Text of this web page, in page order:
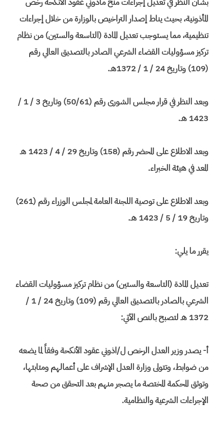
المأذونية، بحيث يناط إصدار التراخيص بالوزارة من خلال إجراءات
تنظيمية، مما يستوجب تعديل المادة (التاسعة والستين) من نظام
تركيز مسؤوليات القضاء الشرعي الصادر بالتصديق العالي رقم
(109) وتاريخ 24 / 1 / 1372هـ.
وبعد النظر في قرار مجلس الشورى رقم (50/61) وتاريخ 3 / 1 /
1423 هـ.
وبعد الاطلاع على المحضر رقم (158) وتاريخ 29 / 4 / 1423 هـ
المعد في هيئة الخبراء.
وبعد الاطلاع على توصية اللجنة العامة لمجلس الوزراء رقم (261)
وتاريخ 19 / 5 / 1423 هـ.
يقرر ما يلي:
تعديل المادة (التاسعة والستين) من نظام تركيز مسؤوليات القضاء
الشرعي بالصادر بالتصديق العالي رقم (109) وتاريخ 24 / 1 /
1372 هـ لتصبح بالنص الآتي:
أ‌- يصدر وزير العدل الرخص ل/اذوني عقود الأنكحة وفقاً لما يضعه
من ضوابط، وتتولى وزارة العدل الإشراف على أعمالهم ومتابتها،
وتوثق المحكمة المختصة ما يصجر منهم بعد التحقق من صحة
الإجراءات الشرعية والنظامية.